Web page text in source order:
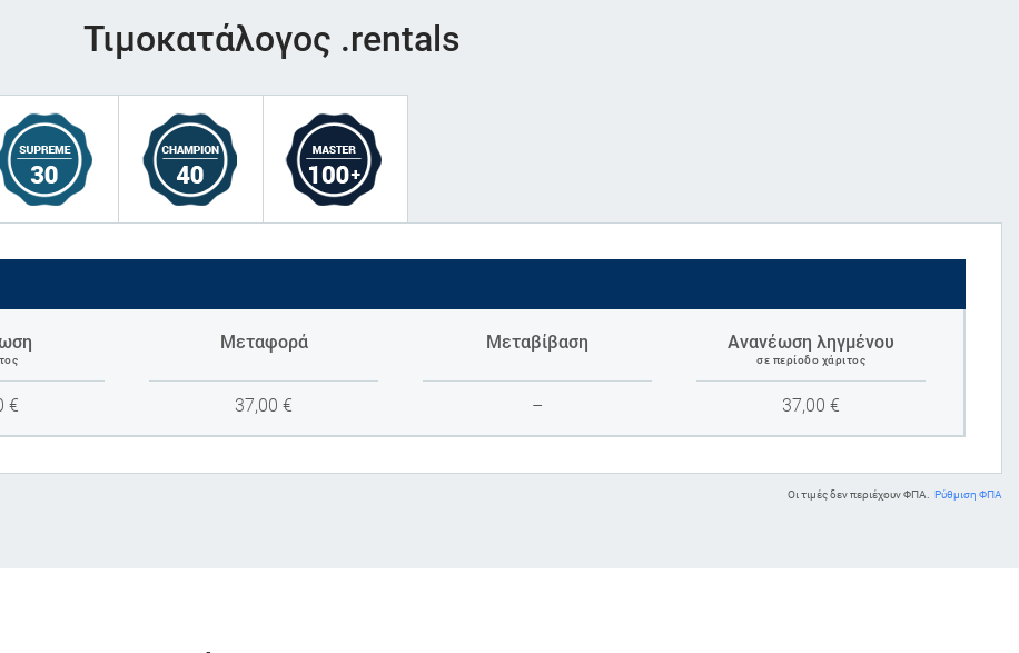
Τιμοκατάλογος .rentals
Μεταφορά Μεταβίβαση Ανανέωση ληγμένου
σε περίοδο χάριτος
€ 37,00 € – 37,00 €
Οι τιμές δεν περιέχουν ΦΠΑ. Ρύθμιση ΦΠΑ